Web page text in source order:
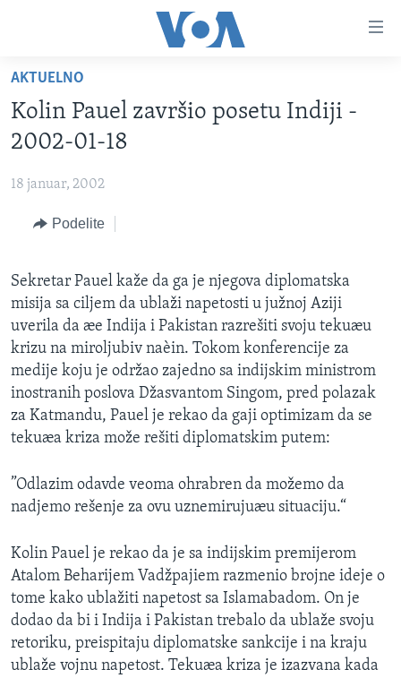
glavni
sadržaj
Idi
na
glavnu
navigaciju
NASLOVNA
BALKAN
GLOBALNE TEME
NAUKA I TEHNOLOGIJA
MEDICINA
KULTURA
DRUŠTVO
SPORT
OTVORENI STUDIO
IZ AMERIKE
AKTUELNO
Kolin Pauel završio posetu Indiji -
2002-01-18
18 januar, 2002
Podelite
Sekretar Pauel kaže da ga je njegova diplomatska
misija sa ciljem da ublaži napetosti u južnoj Aziji
uverila da æe Indija i Pakistan razrešiti svoju tekuæu
krizu na miroljubiv naèin. Tokom konferencije za
medije koju je održao zajedno sa indijskim ministrom
inostranih poslova Džasvantom Singom, pred polazak
za Katmandu, Pauel je rekao da gaji optimizam da se
tekuæa kriza može rešiti diplomatskim putem:
”Odlazim odavde veoma ohrabren da možemo da
nadjemo rešenje za ovu uznemirujuæu situaciju.“
Kolin Pauel je rekao da je sa indijskim premijerom
Atalom Beharijem Vadžpajiem razmenio brojne ideje o
tome kako ublažiti napetost sa Islamabadom. On je
dodao da bi i Indija i Pakistan trebalo da ublaže svoju
retoriku, preispitaju diplomatske sankcije i na kraju
ublaže vojnu napetost. Tekuæa kriza je izazvana kada